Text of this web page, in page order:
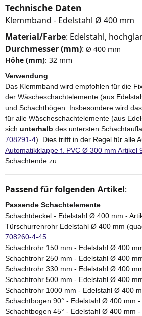
Technische Daten
Klemmband - Edelstahl Ø 400 mm
Material/Farbe: Edelstahl,
Durchmesser (mm): Ø 400 mm
Höhe (mm): 32 mm
Verwendung:
Das Klemmband wird empfohlen für die
der Wäscheschachtelemente (aus
und Schachtbögen. Insbesondere wird
für alle Wäscheschachtelemente (aus
sich unterhalb des untersten
708291-4). Dies trifft in der Regel für alle
Automatikklappe f. PVC Ø 300 mm Artikel
Schachtende zu.
Passend für folgenden Artikel:
Passende Schachtelemente:
Schachtdeckel - Edelstahl Ø 400 mm -
Türschurrenrohr Edelstahl Ø 400 mm
708260-4-45
Schachtrohr 150 mm - Edelstahl Ø 400
Schachtrohr 250 mm - Edelstahl Ø 400
Schachtrohr 330 mm - Edelstahl Ø 400
Schachtrohr 500 mm - Edelstahl Ø 400
Schachtrohr 1000 mm - Edelstahl Ø 400
Schachtbogen 90° - Edelstahl Ø 400 mm -
Schachtbogen 45° - Edelstahl Ø 400 mm -